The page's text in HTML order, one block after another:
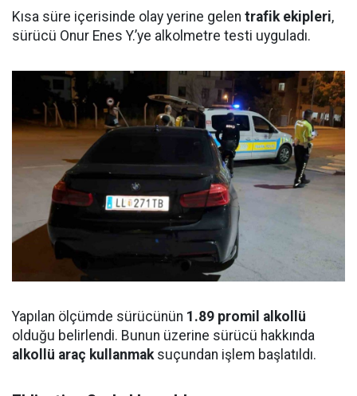
Kısa süre içerisinde olay yerine gelen trafik ekipleri,
sürücü Onur Enes Y.’ye alkolmetre testi uyguladı.
Yapılan ölçümde sürücünün 1.89 promil alkollü
olduğu belirlendi. Bunun üzerine sürücü hakkında
alkollü araç kullanmak suçundan işlem başlatıldı.